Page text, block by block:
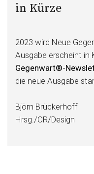
in Kürze
2023 wird Neue
Ausgabe erscheint in
Gegenwart®-
die neue Ausgabe
Björn Brückerhoff
Hrsg./CR/Design